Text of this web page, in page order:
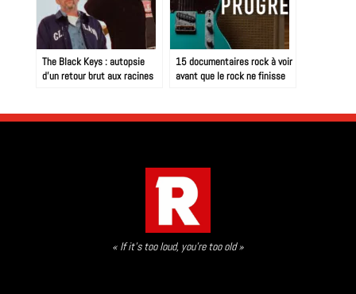
The Black Keys : autopsie
d’un retour brut aux racines
15 documentaires rock à voir
avant que le rock ne finisse
« If it’s too loud, you’re too old »